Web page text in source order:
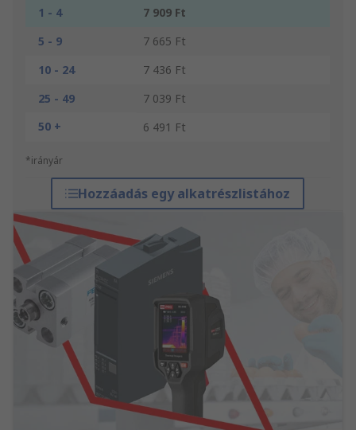
1 - 4
7 909 Ft
5 - 9
7 665 Ft
10 - 24
7 436 Ft
25 - 49
7 039 Ft
50 +
6 491 Ft
*irányár
Hozzáadás egy alkatrészlistához